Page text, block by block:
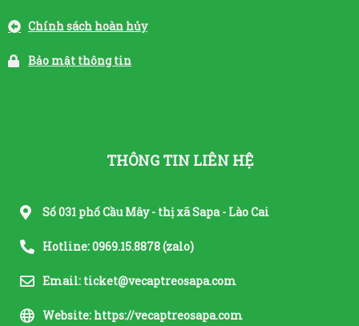
Chính sách hoàn hủy
Bảo mật thông tin
THÔNG TIN LIÊN HỆ
Số 031 phố Cầu Mây - thị xã Sapa - Lào Cai
Hotline: 0969.15.8878 (zalo)
Email: ticket@vecaptreosapa.com
Website: https://vecaptreosapa.com